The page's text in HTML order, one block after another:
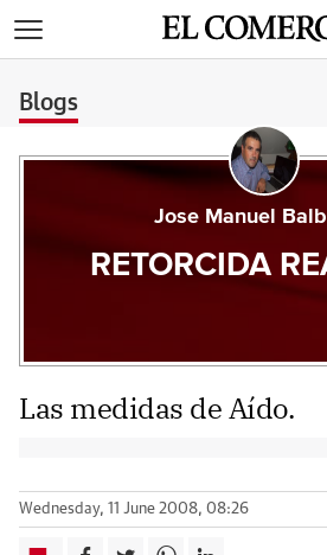
Blogs
Jose Manuel
RETORCIDA
Las medidas de Aído.
Wednesday, 11 June 2008, 08:26